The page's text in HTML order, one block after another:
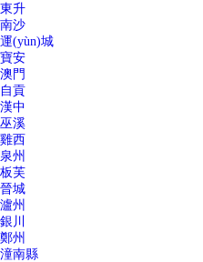
東升
南沙
運(yùn)城
寶安
澳門
自貢
漢中
巫溪
雞西
泉州
板芙
晉城
瀘州
銀川
鄭州
潼南縣